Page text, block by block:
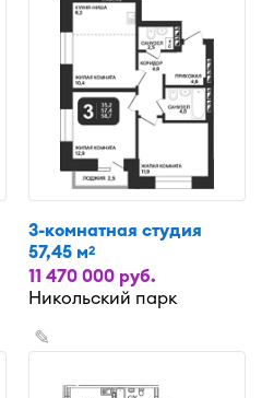
3-комнатная студия
57,45 м2
11 470 000 руб.
Никольский парк
✎